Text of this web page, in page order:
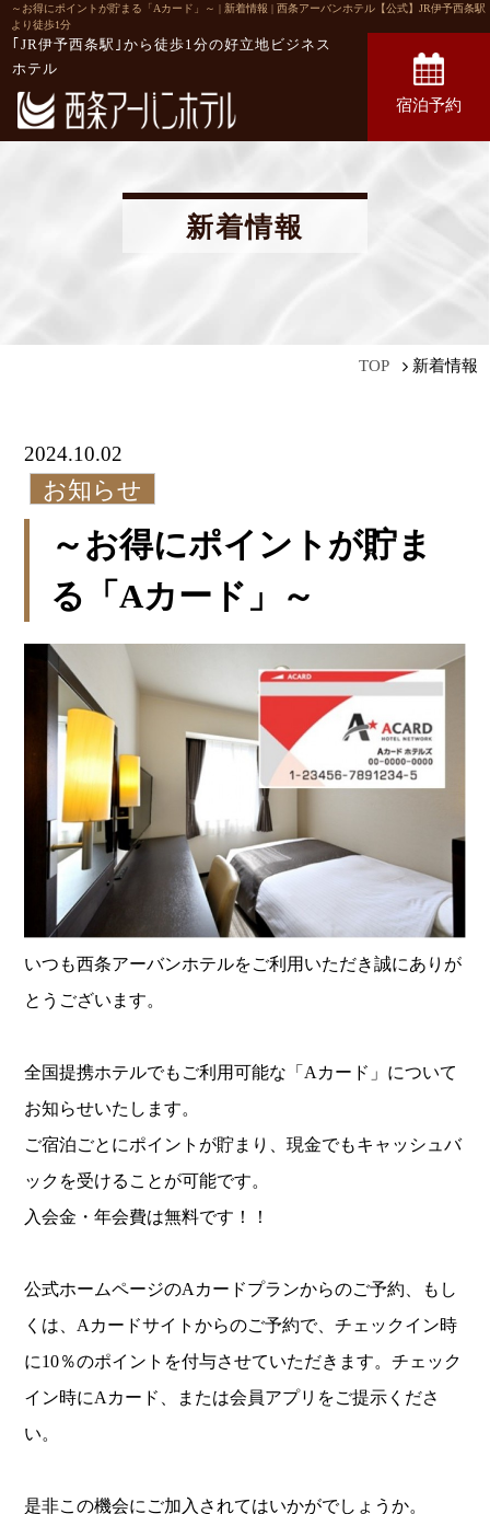
～お得にポイントが貯まる「Aカード」～ | 新着情報 | 西条アーバンホテル【公式】JR伊予西条駅
より徒歩1分
｢JR伊予西条駅｣から徒歩1分の好立地ビジネス
ホテル
宿泊予約
新着情報
TOP 新着情報
2024.10.02
お知らせ
～お得にポイントが貯ま
る「Aカード」～
いつも西条アーバンホテルをご利用いただき誠にありが
とうございます。
全国提携ホテルでもご利用可能な「Aカード」について
お知らせいたします。
ご宿泊ごとにポイントが貯まり、現金でもキャッシュバ
ックを受けることが可能です。
入会金・年会費は無料です！！
公式ホームページのAカードプランからのご予約、もし
くは、Aカードサイトからのご予約で、チェックイン時
に10％のポイントを付与させていただきます。チェック
イン時にAカード、または会員アプリをご提示くださ
い。
是非この機会にご加入されてはいかがでしょうか。